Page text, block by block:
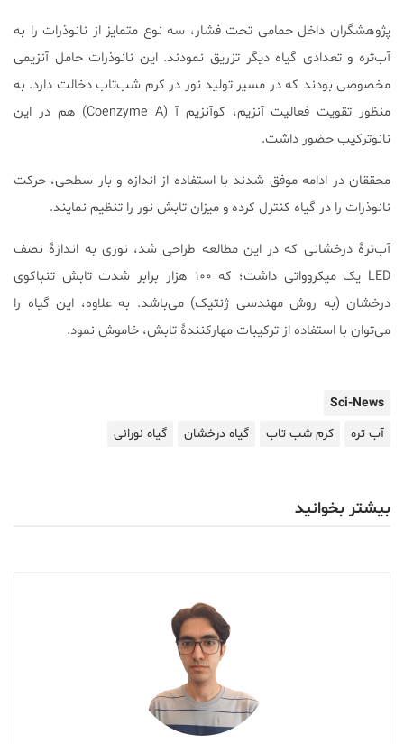
پژوهشگران داخل حمامی تحت فشار، سه نوع متمایز از نانوذرات را به
آب‌تره و تعدادی گیاه دیگر تزریق نمودند. این نانوذرات حامل آنزیمی
مخصوصی بودند که در مسیر تولید نور در کرم شب‌تاب دخالت دارد. به
منظور تقویت فعالیت آنزیم، کوآنزیم آ (Coenzyme A) هم در این
نانوترکیب حضور داشت.
محققان در ادامه موفق شدند با استفاده از اندازه و بار سطحی، حرکت
نانوذرات را در گیاه کنترل کرده و میزان تابش نور را تنظیم نمایند.
آب‌ترۀ درخشانی که در این مطالعه طراحی شد، نوری به اندازۀ نصف
LED یک میکروواتی داشت؛ که ۱۰۰ هزار برابر شدت تابش تنباکوی
درخشان (به روش مهندسی ژنتیک) می‌باشد. به علاوه، این گیاه را
می‌توان با استفاده از ترکیبات مهارکنندۀ تابش، خاموش نمود.
Sci-News
آب تره
کرم شب تاب گیاه درخشان گیاه نورانی
بیشتر بخوانید